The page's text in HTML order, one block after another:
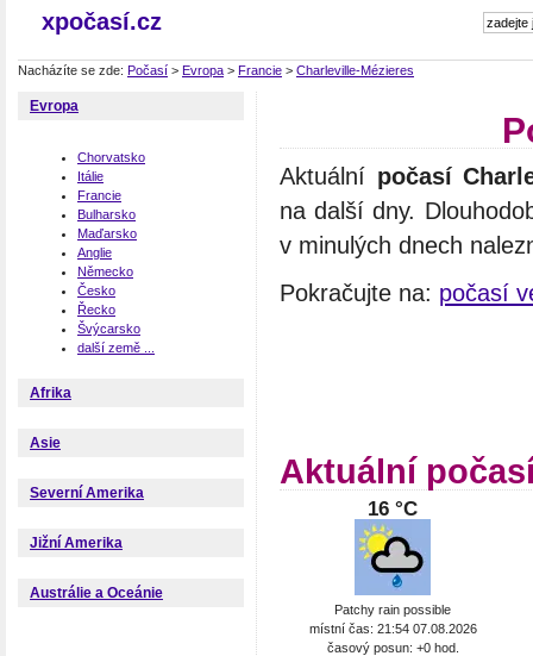
xpočasí.cz
Nacházíte se zde: Počasí > Evropa > Francie > Charleville-Mézieres
Evropa
Chorvatsko
Itálie
Francie
Bulharsko
Maďarsko
Anglie
Německo
Česko
Řecko
Švýcarsko
další země ...
Afrika
Asie
Severní Amerika
Jižní Amerika
Austrálie a Oceánie
Aktuální počasí
na další dny.
v minulých dnech
Pokračujte na: počasí
Aktuální
16 °C
Patchy rain possible
místní čas: 21:54 07.08.2026
časový posun: +0 hod.